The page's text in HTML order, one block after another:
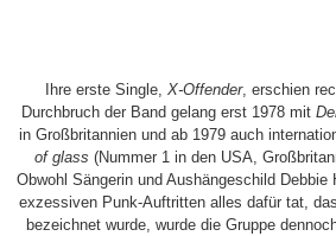
Ihre erste Single, X-Offender, erschien
Durchbruch der Band gelang erst 1978 mit
in Großbritannien und ab 1979 auch
of glass (Nummer 1 in den USA,
Obwohl Sängerin und Aushängeschild Debbie
exzessiven Punk-Auftritten alles dafür tat,
bezeichnet wurde, wurde die Gruppe